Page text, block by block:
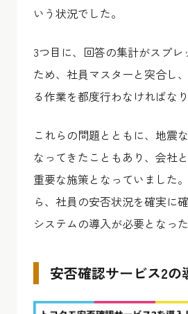
いう状況でした。
3つ目に、回答の集計がスプレ
ため、社員マスターと突合し
る作業を都度行わなければな
これらの問題とともに、地震
なってきたこともあり、会社
重要な施策となっていました
ら、社員の安否状況を確実に
システムの導入が必要となった
安否確認サービス2の